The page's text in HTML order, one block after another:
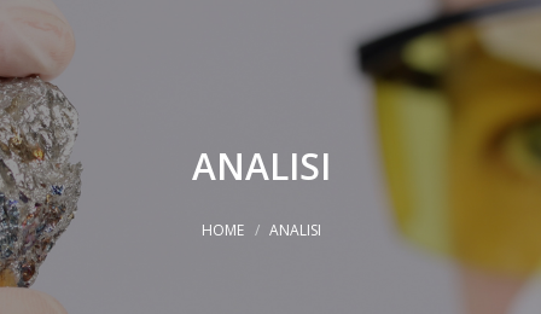
Contatti
ANALISI
HOME ANALISI